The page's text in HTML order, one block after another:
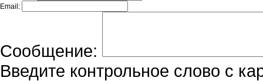
Email:
Сообщение:
Введите контрольное слово с